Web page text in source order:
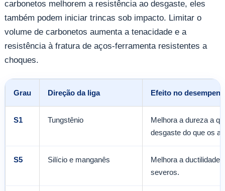
carbonetos melhorem a resistência ao desgaste, eles
também podem iniciar trincas sob impacto. Limitar o
volume de carbonetos aumenta a tenacidade e a
resistência à fratura de aços-ferramenta resistentes a
choques.
Grau Direção da liga Efeito no
S1 Tungstênio
Melhora a dureza a
desgaste do que os
S5 Silício e manganês
Melhora a
severos.